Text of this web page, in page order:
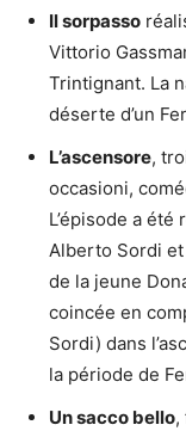
Il sorpasso
Vittorio
Trintignant. La
déserte d’un
L’ascensore,
occasioni,
L’épisode a
Alberto Sordi
de la jeune
coincée en
Sordi) dans
la période de
Un sacco bello,